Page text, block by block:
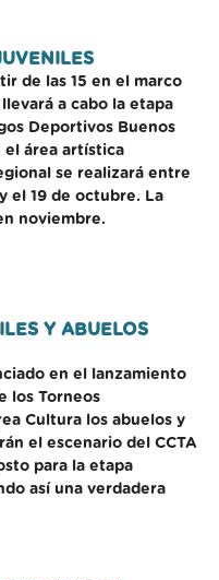
de las 15 en el marco
a cabo la etapa
Deportivos Buenos
el área artística
se realizará entre
el 19 de octubre. La
noviembre.
Y ABUELOS
en el lanzamiento
los Torneos
Cultura los abuelos y
el escenario del CCTA
para la etapa
así una verdadera